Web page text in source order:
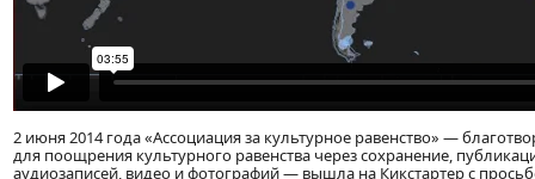
2 июня 2014 года «Ассоциация за культурное равенство» —
для поощрения культурного равенства через сохранение,
аудиозаписей, видео и фотографий — вышла на Кикстартер с